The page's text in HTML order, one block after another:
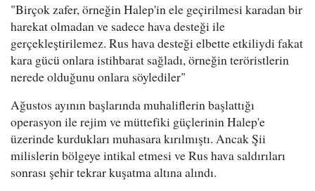
"Birçok zafer, örneğin Halep'in ele geçirilmesi karadan bir
harekat olmadan ve sadece hava desteği ile
gerçekleştirilemez. Rus hava desteği elbette etkiliydi fakat
kara gücü onlara istihbarat sağladı, örneğin teröristlerin
nerede olduğunu onlara söylediler"
Ağustos ayının başlarında muhaliflerin başlattığı
operasyon ile rejim ve müttefiki güçlerinin Halep'e
üzerinde kurdukları muhasara kırılmıştı. Ancak Şii
milislerin bölgeye intikal etmesi ve Rus hava saldırıları
sonrası şehir tekrar kuşatma altına alındı.